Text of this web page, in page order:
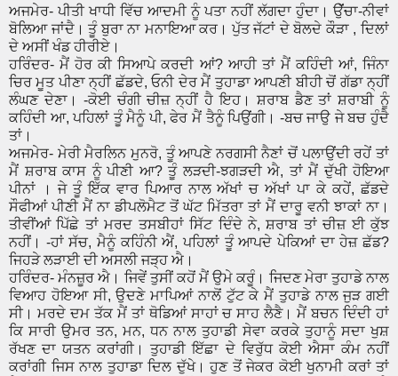
ਅਜਮੇਰ- ਪੀਤੀ ਖਾਧੀ ਵਿੱਚ ਆਦਮੀ ਨੂੰ ਪਤਾ ਨਹੀਂ ਲੱਗਦਾ ਹੁੰਦਾ। ਉਂੱਚਾ-ਨੀਵਾਂ
ਬੋਲਿਆ ਜਾਂਦੈ। ਤੂੰ ਬੁਰਾ ਨਾ ਮਨਾਇਆ ਕਰ। ਪੁੱਤ ਜੱਟਾਂ ਦੇ ਬੋਲਦੇ ਕੌੜਾ , ਦਿਲਾਂ
ਦੇ ਅਸੀਂ ਖੰਡ ਹੀਰੀਏ।
ਹਰਿੰਦਰ- ਮੈਂ ਹੋਰ ਕੀ ਸਿਆਪੇ ਕਰਦੀ ਆਂ? ਆਹੀ ਤਾਂ ਮੈਂ ਕਹਿੰਦੀ ਆਂ, ਜਿੰਨਾ
ਚਿਰ ਮੂਤ ਪੀਣਾ ਨ੍ਹੀਂ ਛੱਡਦੇ, ਓਨੀ ਦੇਰ ਮੈਂ ਤੁਹਾਡਾ ਆਪਣੀ ਬੀਹੀ ਚੋਂ ਗੱਡਾ ਨ੍ਹੀਂ
ਲੰਘਣ ਦੇਣਾ। -ਕੋਈ ਚੰਗੀ ਚੀਜ਼ ਨ੍ਹੀਂ ਹੈ ਇਹ। ਸ਼ਰਾਬ ਡੈਣ ਤਾਂ ਸ਼ਰਾਬੀ ਨੂੰ
ਕਹਿੰਦੀ ਆ, ਪਹਿਲਾਂ ਤੂੰ ਮੈਨੂੰ ਪੀ, ਫੇਰ ਮੈਂ ਤੈਨੂੰ ਪਿਉਂਗੀ। -ਬਚ ਜਾਉ ਜੇ ਬਚ ਹੁੰਦੈ
ਤਾਂ।
ਅਜਮੇਰ- ਮੇਰੀ ਮੈਰਲਿਨ ਮੁਨਰੋ, ਤੂੰ ਆਪਣੇ ਨਰਗਸੀ ਨੈਣਾਂ ਚੋਂ ਪਲਾਉਂਦੀ ਰਹੇਂ ਤਾਂ
ਮੈਂ ਸ਼ਰਾਬ ਕਾਸ ਨੂੰ ਪੀਣੀ ਆ? ਤੂੰ ਲੜਦੀ-ਝਗੜਦੀ ਐ, ਤਾਂ ਮੈਂ ਦੁੱਖੀ ਹੋਇਆ
ਪੀਨਾਂ । ਜੇ ਤੂੰ ਇੱਕ ਵਾਰ ਪਿਆਰ ਨਾਲ ਅੱਖਾਂ ਚ ਅੱਖਾਂ ਪਾ ਕੇ ਕਹੇਂ, ਛੱਡਦੇ
ਸੌਫੀਆਂ ਪੀਣੀ ਮੈਂ ਨਾ ਡੀਪਲੋਮੈਟ ਤੋਂ ਘੱਟ ਮਿੱਤਰਾ ਤਾਂ ਮੈਂ ਦਾਰੂ ਵਨੀ ਝਾਕਾਂ ਨਾ।
ਤੀਵੀਂਆਂ ਪਿੱਛੇ ਤਾਂ ਮਰਦ ਤਸਬੀਹਾਂ ਸਿੱਟ ਦਿੰਦੇ ਨੇ, ਸ਼ਰਾਬ ਤਾਂ ਚੀਜ਼ ਈ ਕੁੱਝ
ਨਹੀਂ। -ਹਾਂ ਸੱਚ, ਮੈਨੂੰ ਕਹਿੰਨੀ ਐਂ, ਪਹਿਲਾਂ ਤੂੰ ਆਪਦੇ ਪੇਕਿਆਂ ਦਾ ਹੇਜ਼ ਛੱਡ?
ਜਿਹੜੇ ਲੜਾਈ ਦੀ ਅਸਲੀ ਜੜ੍ਹ ਐ।
ਹਰਿੰਦਰ- ਮੰਨਜ਼ੂਰ ਐ। ਜਿਵੇਂ ਤੁਸੀਂ ਕਹੋਂ ਮੈਂ ਉਮੇ ਕਰੂੰ। ਜਿਦਣ ਮੇਰਾ ਤੁਹਾਡੇ ਨਾਲ
ਵਿਆਹ ਹੋਇਆ ਸੀ, ਉਦਣੇ ਮਾਪਿਆਂ ਨਾਲੋਂ ਟੁੱਟ ਕੇ ਮੈਂ ਤੁਹਾਡੇ ਨਾਲ ਜੁੜ ਗਈ
ਸੀ। ਮਰਦੇ ਦਮ ਤੱਕ ਮੈਂ ਤਾਂ ਥੋਡਿਆਂ ਸਾਹਾਂ ਚ ਸਾਹ ਲੈਣੈ। ਮੈਂ ਬਚਨ ਦਿੰਦੀ ਹਾਂ
ਕਿ ਸਾਰੀ ਉਮਰ ਤਨ, ਮਨ, ਧਨ ਨਾਲ ਤੁਹਾਡੀ ਸੇਵਾ ਕਰਕੇ ਤੁਹਾਨੂੰ ਸਦਾ ਖੁਸ਼
ਰੱਖਣ ਦਾ ਯਤਨ ਕਰਾਂਗੀ। ਤੁਹਾਡੀ ਇੱਛਾ ਦੇ ਵਿਰੁੱਧ ਕੋਈ ਐਸਾ ਕੰਮ ਨਹੀਂ
ਕਰਾਂਗੀ ਜਿਸ ਨਾਲ ਤੁਹਾਡਾ ਦਿਲ ਦੁੱਖੇ। ਹੁਣ ਤੋਂ ਜੇਕਰ ਕੋਈ ਖੁਨਾਮੀ ਕਰਾਂ ਤਾਂ